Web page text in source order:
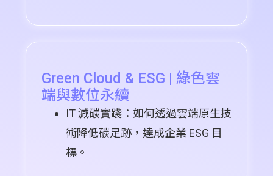
Green Cloud & ESG | 綠色雲
端與數位永續
IT 減碳實踐：如何透過雲端原生技
術降低碳足跡，達成企業 ESG 目
標。